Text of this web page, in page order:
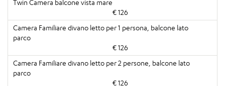
€ 126
€ 126
€ 126